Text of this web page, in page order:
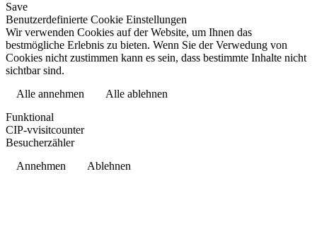
Save
Benutzerdefinierte Cookie Einstellungen
Wir verwenden Cookies auf der Website, um Ihnen das
bestmögliche Erlebnis zu bieten. Wenn Sie der Verwedung von
Cookies nicht zustimmen kann es sein, dass bestimmte Inhalte nicht
sichtbar sind.
Alle annehmen
Alle ablehnen
Funktional
CIP-vvisitcounter
Besucherzähler
Annehmen
Ablehnen